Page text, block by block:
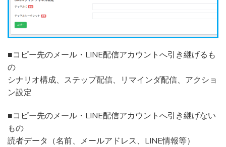
■コピー先のメール・LINE配信アカウントへ引き継げるも
の
シナリオ構成、ステップ配信、リマインダ配信、アクショ
ン設定
■コピー先のメール・LINE配信アカウントへ引き継げない
もの
読者データ（名前、メールアドレス、LINE情報等）